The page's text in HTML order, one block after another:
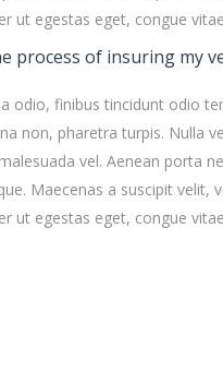
ut egestas eget, congue
process of insuring my
odio, finibus tincidunt odio
non, pharetra turpis. Nulla
vel. Aenean porta
Maecenas a suscipit velit,
ut egestas eget, congue